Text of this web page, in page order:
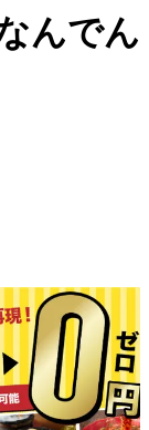
んでん